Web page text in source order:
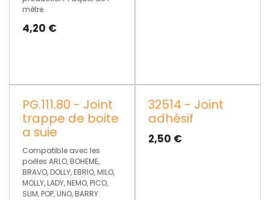
mètre.
4,20 €
PG.111.80 - Joint
trappe de boite
a suie
Compatible avec les
poêles ARLO, BOHEME,
BRAVO, DOLLY, EBRIO, MILO,
MOLLY, LADY, NEMO, PICO,
SLIM, POP, UNO, BARRY
32514 - Joint
adhésif
2,50 €